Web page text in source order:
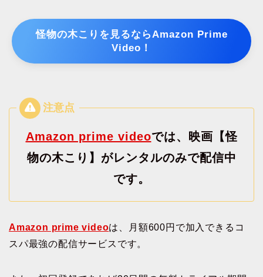
怪物の木こりを見るならAmazon Prime
Video！
Amazon prime videoでは、映画【怪
物の木こり】がレンタルのみで配信中
です。
Amazon prime videoは、月額600円で加入できるコ
スパ最強の配信サービスです。